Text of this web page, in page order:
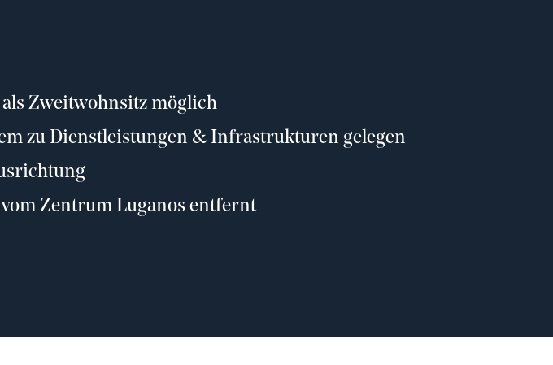
Zweitwohnsitz möglich
zu Dienstleistungen & Infrastrukturen gelegen
Zentrum Luganos entfernt